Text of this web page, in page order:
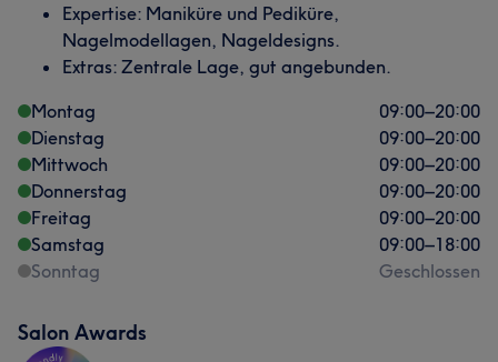
Expertise: Maniküre und Pediküre,
Nagelmodellagen, Nageldesigns.
Extras: Zentrale Lage, gut angebunden.
Montag
09:00–20:00
Dienstag
09:00–20:00
Mittwoch
09:00–20:00
Donnerstag
09:00–20:00
Freitag
09:00–20:00
Samstag
09:00–18:00
Sonntag
Geschlossen
Salon Awards